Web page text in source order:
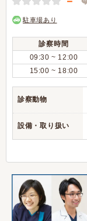
駐車場あり
診察時間
09:30 ~ 12:00
15:00 ~ 18:00
診察動物
設備・取り扱い